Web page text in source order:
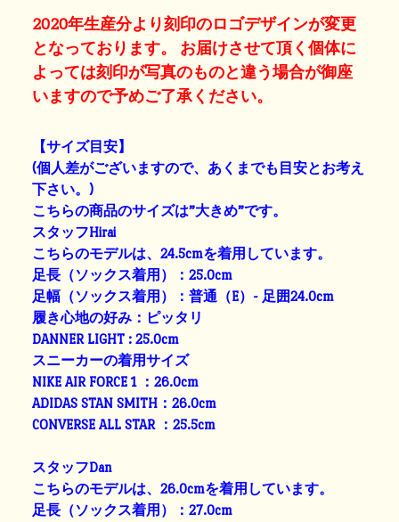
2020年生産分より刻印のロゴデザインが変更
となっております。 お届けさせて頂く個体に
よっては刻印が写真のものと違う場合が御座
いますので予めご了承ください。
【サイズ目安】
(個人差がございますので、あくまでも目安とお考え
下さい。)
こちらの商品のサイズは”大きめ”です。
スタッフHirai
こちらのモデルは、24.5cmを着用しています。
足長（ソックス着用）：25.0cm
足幅（ソックス着用）：普通（E）- 足囲24.0cm
履き心地の好み：ピッタリ
DANNER LIGHT : 25.0cm
スニーカーの着用サイズ
NIKE AIR FORCE 1 ：26.0cm
ADIDAS STAN SMITH：26.0cm
CONVERSE ALL STAR ：25.5cm
スタッフDan
こちらのモデルは、26.0cmを着用しています。
足長（ソックス着用）：27.0cm